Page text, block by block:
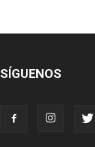
SÍGUENOS